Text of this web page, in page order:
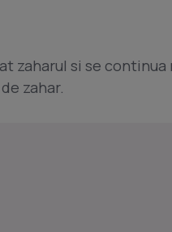
zaharul si se continua
zahar.